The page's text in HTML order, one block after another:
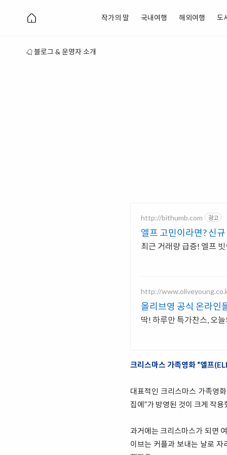
작가의 말 국내여행 해외여행 도
블로그 & 운영자 소개
http://bithumb.com 광고
엘프 고민이라면? 신
최근 거래량 급증! 엘프
http://
올리브영 공식 온라인
딱! 하루만 특가찬스, 오
크리스마스 가족영화 “엘프
대표적인 크리스마스 가족영
집에”가 방영된 것이 크게 작용
과거에는 크리스마스가 되면
이브는 커플과 보내는 날로 자